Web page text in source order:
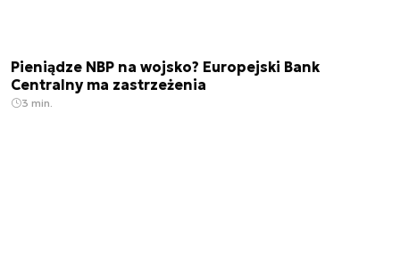
Pieniądze NBP na wojsko? Europejski Bank
Centralny ma zastrzeżenia
3 min.